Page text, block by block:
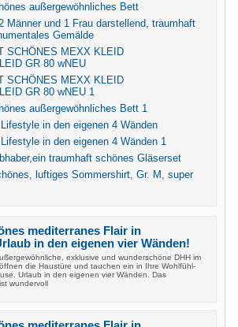
außergewöhnliches Bett
Männer und 1 Frau darstellend, traumhaft
Gemälde
SCHÖNES MEXX KLEID
GR 80 wNEU
SCHÖNES MEXX KLEID
GR 80 wNEU 1
außergewöhnliches Bett 1
in den eigenen 4 Wänden
in den eigenen 4 Wänden 1
traumhaft schönes Gläserset
luftiges Sommershirt, Gr. M, super
mediterranes Flair in
in den eigenen vier Wänden!
exklusive und wunderschöne DHH im
die Haustüre und tauchen ein in Ihre Wohlfühl-
Urlaub in den eigenen vier Wänden. Das
wundervoll